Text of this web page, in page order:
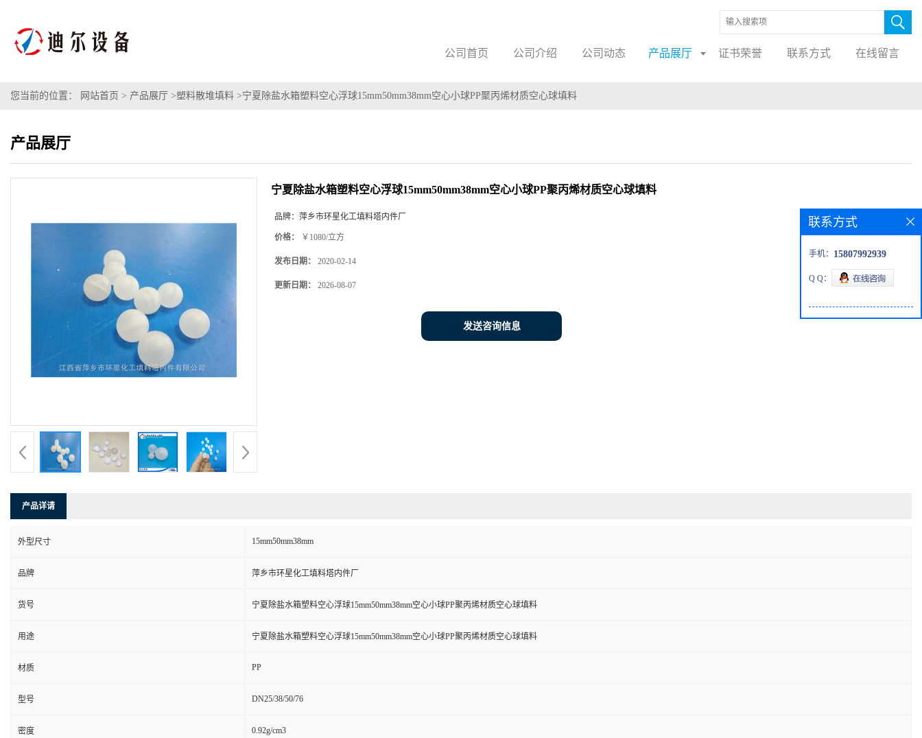
公司首页 公司介绍 公司动态 产品展厅 证书荣誉 联系方式 在线留言
您当前的位置： 网站首页 > 产品展厅 >塑料散堆填料 >宁夏除盐水箱塑料空心浮球15mm50mm38mm空心小球PP聚丙烯材质空心球填料
产品展厅
宁夏除盐水箱塑料空心浮球15mm50mm38mm空心小球PP聚丙烯材质空心球填料
品牌： 萍乡市环星化工填料塔内件厂
价格： ￥1080/立方
发布日期： 2020-02-14
更新日期： 2026-08-07
发送咨询信息
产品详请
外型尺寸 15mm50mm38mm
品牌 萍乡市环星化工填料塔内件厂
货号 宁夏除盐水箱塑料空心浮球15mm50mm38mm空心小球PP聚丙烯材质空心球填料
用途 宁夏除盐水箱塑料空心浮球15mm50mm38mm空心小球PP聚丙烯材质空心球填料
材质 PP
型号 DN25/38/50/76
密度 0.92g/cm3
联系方式
手机： 15807992939
Q Q：